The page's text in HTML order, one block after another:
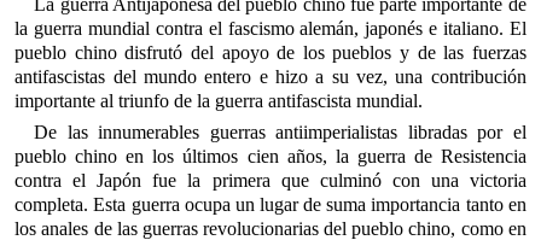
La guerra Antijaponesa del pueblo chino fue parte importante de
la guerra mundial contra el fascismo alemán, japonés e italiano. El
pueblo chino disfrutó del apoyo de los pueblos y de las fuerzas
antifascistas del mundo entero e hizo a su vez, una contribución
importante al triunfo de la guerra antifascista mundial.
De las innumerables guerras antiimperialistas libradas por el
pueblo chino en los últimos cien años, la guerra de Resistencia
contra el Japón fue la primera que culminó con una victoria
completa. Esta guerra ocupa un lugar de suma importancia tanto en
los anales de las guerras revolucionarias del pueblo chino, como en